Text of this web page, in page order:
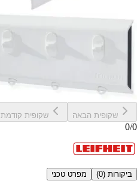
שקופית הבאה שקופית קודמת
0/0
ביקורות (0
) מפרט טכני